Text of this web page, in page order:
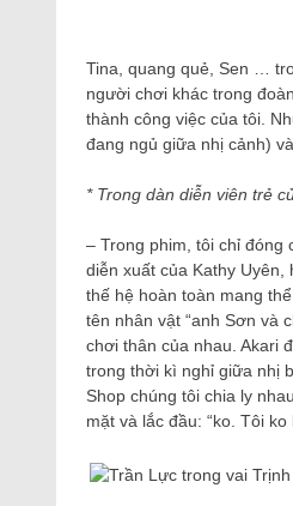
Tina, quang quẻ, Sen …
người chơi khác trong
thành công việc của tôi.
đang ngủ giữa nhị cảnh)
* Trong dàn diễn viên trẻ
– Trong phim, tôi chỉ đóng
diễn xuất của Kathy
thế hệ hoàn toàn mang
tên nhân vật “anh Sơn và
chơi thân của nhau. Akari
trong thời kì nghỉ giữa nhị
Shop chúng tôi chia ly
mặt và lắc đầu: “ko. Tôi